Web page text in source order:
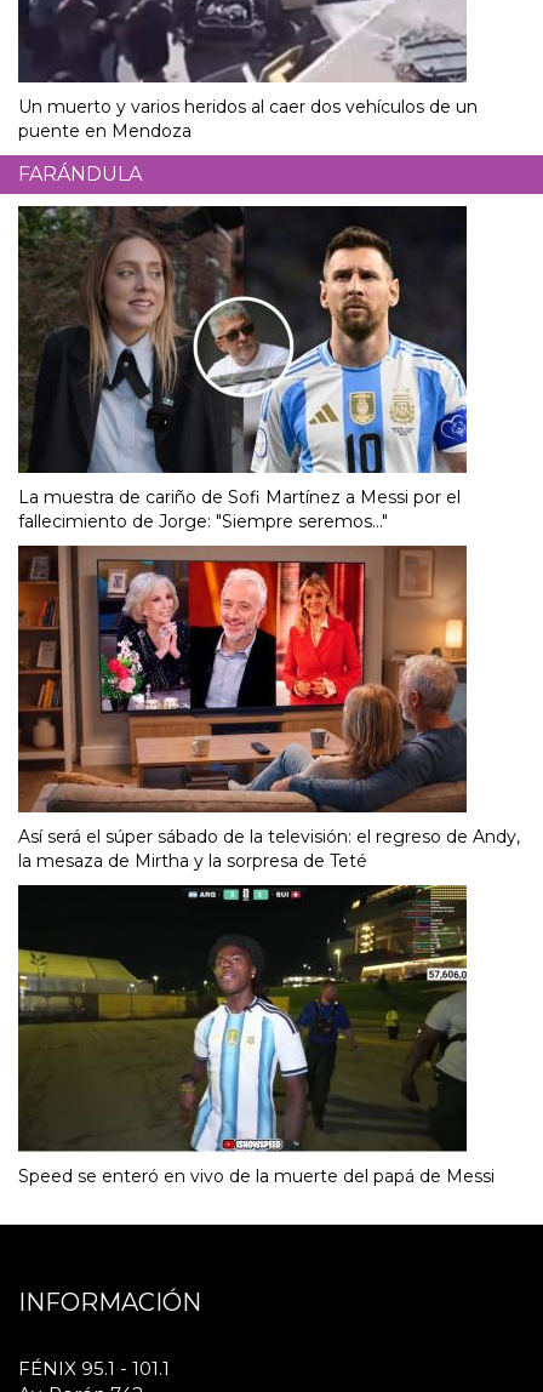
Un muerto y varios heridos al caer dos vehículos de un
puente en Mendoza
FARÁNDULA
La muestra de cariño de Sofi Martínez a Messi por el
fallecimiento de Jorge: "Siempre seremos..."
Así será el súper sábado de la televisión: el regreso de Andy,
la mesaza de Mirtha y la sorpresa de Teté
Speed se enteró en vivo de la muerte del papá de Messi
INFORMACIÓN
FÉNIX 95.1 - 101.1